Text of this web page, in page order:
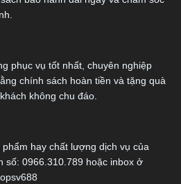
phục vụ tốt nhất, chuyên nghiệp
chính sách hoàn tiền và tặng quà
không chu đáo.
hay chất lượng dịch vụ của
số: 0966.310.789 hoặc inbox ở